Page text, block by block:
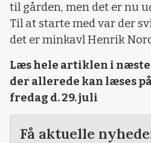
til gården, men det er nu
Til at starte med var der
det er minkavl Henrik
Læs hele artiklen i
der allerede kan læses
fredag d. 29. juli
Få aktuelle